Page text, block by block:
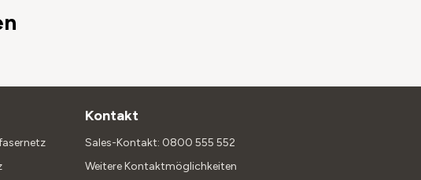
Kontakt
Sales-Kontakt: 0800 555 552
Weitere Kontaktmöglichkeiten